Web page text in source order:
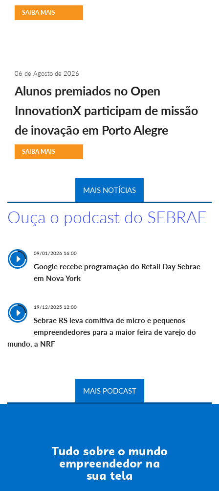
SAIBA MAIS
06 de Agosto de 2026
Alunos premiados no Open
InnovationX participam de missão
de inovação em Porto Alegre
SAIBA MAIS
MAIS NOTÍCIAS
Ouça o podcast do SEBRAE
09/01/2026 16:00
Google recebe programação do Retail Day Sebrae
em Nova York
19/12/2025 12:00
Sebrae RS leva comitiva de micro e pequenos
empreendedores para a maior feira de varejo do
mundo, a NRF
MAIS PODCAST